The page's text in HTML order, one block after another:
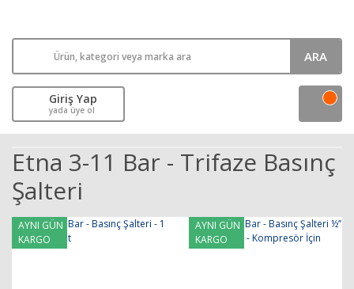
ARA
Giriş Yap
yada üye ol
Etna 3-11 Bar - Trifaze Basınç
Şalteri
AYNI GÜN
KARGO
AYNI GÜN
KARGO